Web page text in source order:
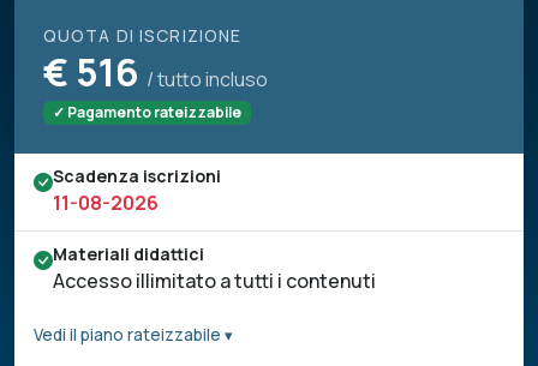
QUOTA DI ISCRIZIONE
€ 516 / tutto incluso
✓ Pagamento rateizzabile
Scadenza iscrizioni
11-08-2026
Materiali didattici
Accesso illimitato a tutti i contenuti
Vedi il piano rateizzabile ▾